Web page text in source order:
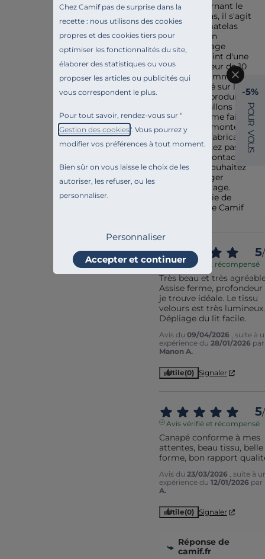
Chez Camif pas de surprise dans la
recette : nous utilisons des cookies
propres et des cookies tiers pour
optimiser les fonctionnalités du site,
élaborer des statistiques ou vous
proposer les articles ou publicités qui
vous correspondent le plus.
Pour tout savoir, rendez-vous sur "
Gestion des cookies". Vous pourrez y
modifier vos préférences à tout moment.
Bien sûr on vous laisse le choix de les
autoriser, les refuser, ou les
personnaliser.
Personnaliser
Accepter et continuer
Concernant le
matelas, il s'agit
d'un matelas
pour un
couchage
d'appoint d'une
épaisseur de 10
cm, comme
indiqué sur la
fiche  produit.
Nous allons tout
de même faire
une remontée à
notre fabricant.
N'hésitez pas à
nous contacter si
vous souhaitez
échanger
davantage.
Nathalie de
l'équipe Camif
5/
Avis vérifié et récompensé
Très beau et très
Assise ferme, profondeur
je trouve idéale. Le tissu
velours est très lumineux.
Dépliage du lit facile.
Avis du 09/04/2026 , suite à
expérience du 28/01/2026 par
Manon A.
Utile(0) Signaler
5/
Avis vérifié et récompensé
Canapé conforme à mes
attentes, beau tissu, belle
forme, bon rapport
Avis du 23/03/2026 , suite à
expérience du 12/01/2026 par
A.
Utile(0) Signaler
Réponse de
camif.fr
-5%
P
O
U
R
V
O
U
S